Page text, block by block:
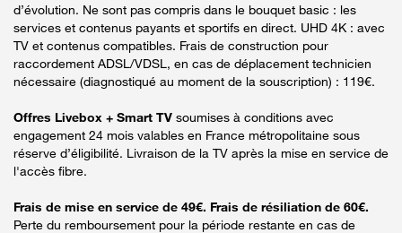
d’évolution. Ne sont pas compris dans le bouquet basic : les
services et contenus payants et sportifs en direct. UHD 4K : avec
TV et contenus compatibles. Frais de construction pour
raccordement ADSL/VDSL, en cas de déplacement technicien
nécessaire (diagnostiqué au moment de la souscription) : 119€.
Offres Livebox + Smart TV soumises à conditions avec
engagement 24 mois valables en France métropolitaine sous
réserve d’éligibilité. Livraison de la TV après la mise en service de
l'accès fibre.
Frais de mise en service de 49€. Frais de résiliation de 60€.
Perte du remboursement pour la période restante en cas de